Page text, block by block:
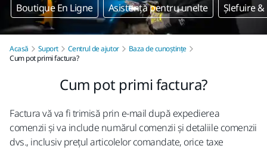
Boutique En Ligne Asistență pentru unelte Șlefuire
Acasă Suport Centrul de ajutor
Baza de cunoștințe
Cum pot primi factura?
Cum pot primi factura?
Factura vă va fi trimisă prin e-mail după expedierea
comenzii și va include numărul comenzii și detaliile comenzii
dvs., inclusiv prețul articolelor comandate, orice taxe